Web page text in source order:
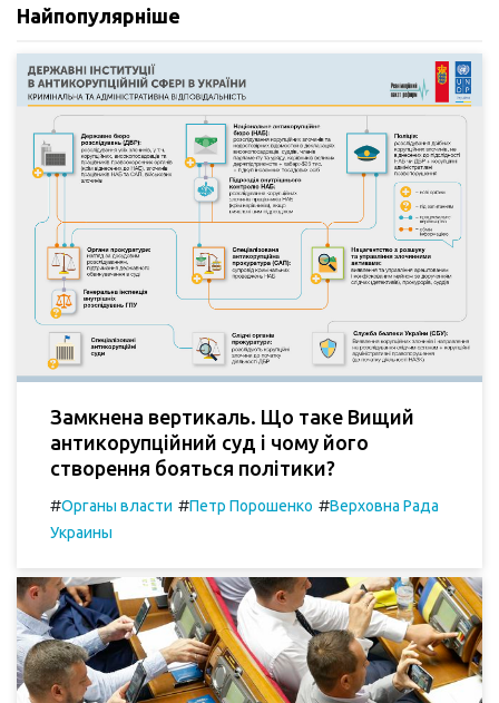
Найпопулярніше
Замкнена вертикаль. Що таке Вищий
антикорупційний суд і чому його
створення бояться політики?
#Органы власти #Петр Порошенко #Верховна Рада
Украины